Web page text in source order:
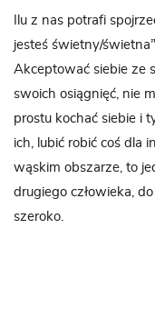
Ilu z nas potrafi
jesteś świetny/
Akceptować siebie ze
swoich osiągnięć, nie
prostu kochać siebie i
ich, lubić robić coś dla
wąskim obszarze, to
drugiego człowieka,
szeroko.